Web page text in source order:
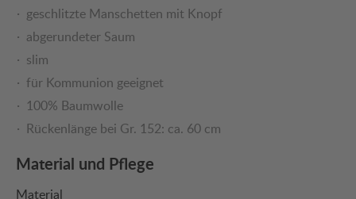
geschlitzte Manschetten mit Knopf
abgerundeter Saum
slim
für Kommunion geeignet
100% Baumwolle
Rückenlänge bei Gr. 152: ca. 60 cm
Material und Pflege
Material